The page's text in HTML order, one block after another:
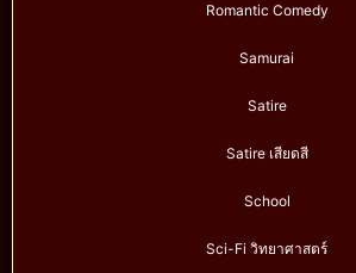
Romantic Comedy
Samurai
Satire
Satire เสียดสี
School
Sci-Fi วิทยาศาสตร์